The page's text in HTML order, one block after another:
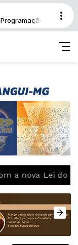
Automática
a nova Lei do